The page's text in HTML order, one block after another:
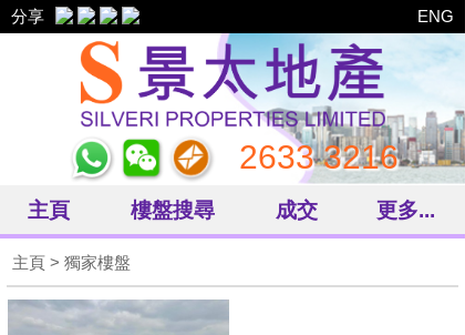
分享 ENG
2633 3216
主頁 樓盤搜尋 成交 更多...
主頁 > 獨家樓盤